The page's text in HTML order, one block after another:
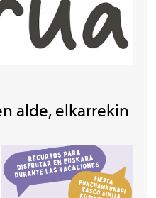
alde, elkarrekin